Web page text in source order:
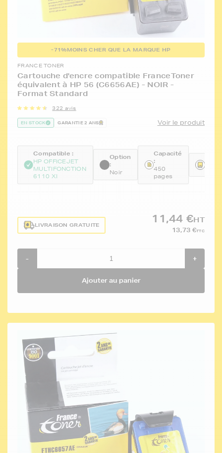
-71%MOINS CHER QUE LA MARQUE HP
FRANCE TONER
Cartouche d'encre compatible FranceToner
équivalent à HP 56 (C6656AE) - NOIR -
Format Standard
322 avis
EN STOCK GARANTIE 2 ANS Voir le produit
Compatible :
HP OFFICEJET
MULTIFONCTION
6110 XI
Option
:
Noir
Capacité
:
450
pages
LIVRAISON GRATUITE
11,44 €HT
13,73 €TTC
- +
Ajouter au panier